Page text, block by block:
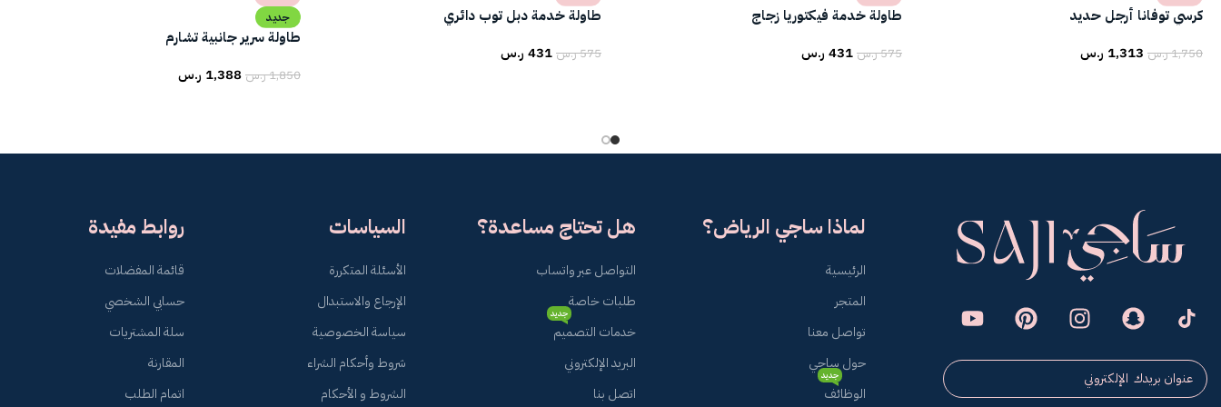
كرسي توفانا أرجل حديد
1,750ر.س 1,313 ر.س
طاولة خدمة فيكتوريا زجاج
575ر.س431 ر.س
طاولة خدمة دبل توب دائري
575ر.س431 ر.س
جديد
طاولة سرير جانبية تشارم
1,850ر.س1,388 ر.س
لماذا ساجي الرياض؟
الرئيسية
المتجر
تواصل معنا
حول ساجي
الوظائف
جديد
هل تحتاج مساعدة؟
التواصل عبر واتساب
طلبات خاصة
خدمات التصميم
جديد
البريد الإلكتروني
اتصل بنا
السياسات
الأسئلة المتكررة
الإرجاع والاستبدال
سياسة الخصوصية
شروط وأحكام الشراء
الشروط و الأحكام
روابط مفيدة
قائمة المفضلات
حسابي الشخصي
سلة المشتريات
المقارنة
اتمام الطلب